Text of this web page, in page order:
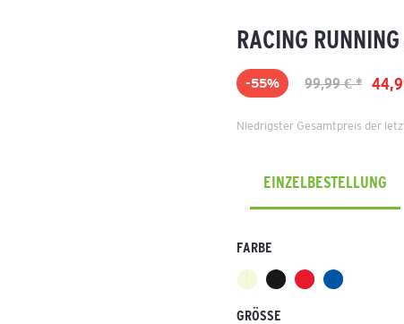
RACING
99,99 € *
-55%
Niedrigster Gesamtpreis der
EINZELBESTELLUNG
FARBE
GRÖSSE